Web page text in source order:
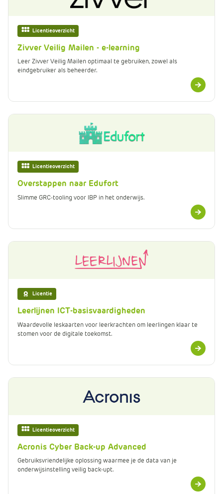
Licentieoverzicht
Zivver Veilig Mailen - e-learning
Leer Zivver Veilig Mailen optimaal te gebruiken, zowel als
eindgebruiker als beheerder.
Meer
informatie
Licentieoverzicht
Overstappen naar Edufort
Slimme GRC-tooling voor IBP in het onderwijs.
Meer
informatie
Licentie
Leerlijnen ICT-basisvaardigheden
Waardevolle leskaarten voor leerkrachten om leerlingen klaar te
stomen voor de digitale toekomst.
Meer
informatie
Licentieoverzicht
Acronis Cyber Back-up Advanced
Gebruiksvriendelijke oplossing waarmee je de data van je
onderwijsinstelling veilig back-upt.
Meer
informatie